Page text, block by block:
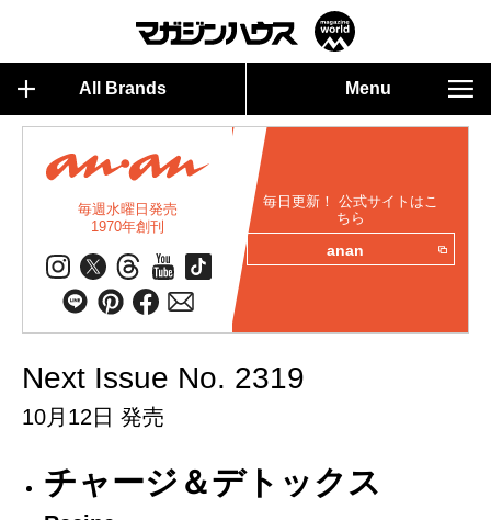
All Brands Menu
毎週水曜日発売
1970年創刊
毎日更新！ 公式サイトはこ
ちら
anan
Next Issue No. 2319
10月12日 発売
チャージ＆デトックス